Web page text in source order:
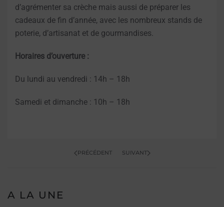
d’agrémenter sa crèche mais aussi de préparer les
cadeaux de fin d’année, avec les nombreux stands de
poterie, d’artisanat et de gourmandises.
Horaires d’ouverture :
Du lundi au vendredi : 14h – 18h
Samedi et dimanche : 10h – 18h
PRÉCÉDENT SUIVANT
A LA UNE